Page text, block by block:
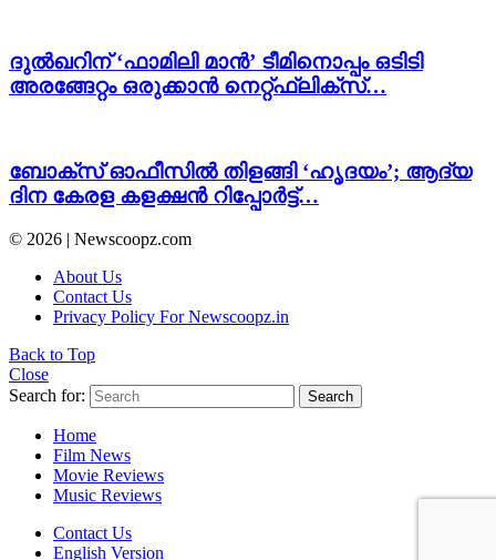
ദുൽഖറിന് ‘ഫാമിലി മാൻ’ ടീമിനൊപ്പം ഒടിടി
അരങ്ങേറ്റം ഒരുക്കാൻ നെറ്റ്ഫ്ലിക്‌സ്…
ബോക്സ് ഓഫീസിൽ തിളങ്ങി ‘ഹൃദയം’; ആദ്യ
ദിന കേരള കളക്ഷൻ റിപ്പോർട്ട്…
© 2026 | Newscoopz.com
About Us
Contact Us
Privacy Policy For Newscoopz.in
Back to Top
Close
Search for:
Search
Home
Film News
Movie Reviews
Music Reviews
Contact Us
English Version